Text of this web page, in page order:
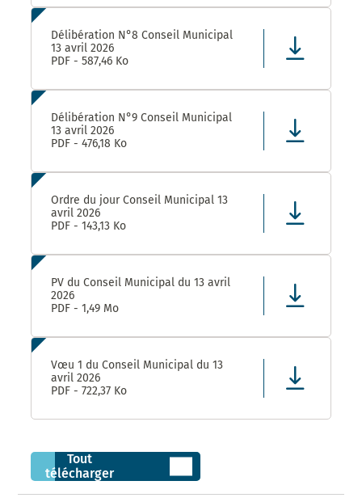
Délibération N°8 Conseil Municipal
13 avril 2026
PDF - 587,46 Ko
Délibération N°9 Conseil Municipal
13 avril 2026
PDF - 476,18 Ko
Ordre du jour Conseil Municipal 13
avril 2026
PDF - 143,13 Ko
PV du Conseil Municipal du 13 avril
2026
PDF - 1,49 Mo
Vœu 1 du Conseil Municipal du 13
avril 2026
PDF - 722,37 Ko
Tout
télécharger